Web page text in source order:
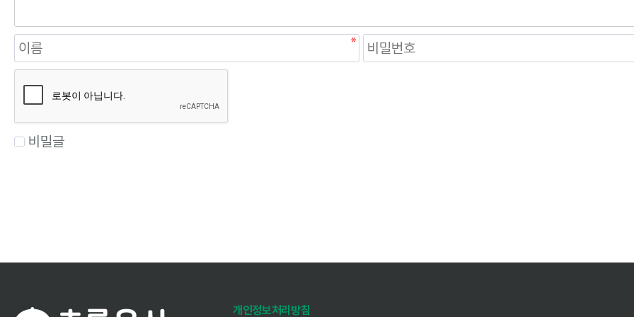
비밀글
개인정보처리방침